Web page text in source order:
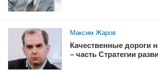
Максим Жаров
Качественные дороги
– часть Стратегии